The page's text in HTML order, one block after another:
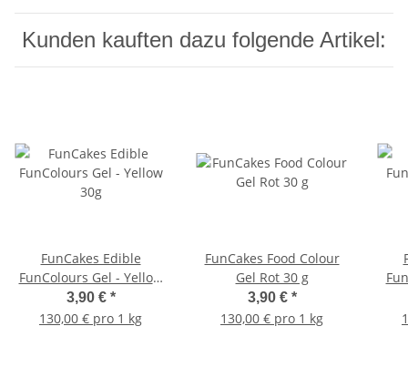
Kunden kauften dazu folgende Artikel:
FunCakes Edible
FunColours Gel - Yellow
30g
3,90 € *
130,00 € pro 1 kg
FunCakes Food Colour
Gel Rot 30 g
3,90 € *
130,00 € pro 1 kg